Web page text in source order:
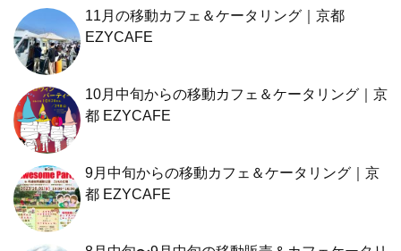
11月の移動カフェ＆ケータリング｜京都
EZYCAFE
10月中旬からの移動カフェ＆ケータリング｜京
都 EZYCAFE
9月中旬からの移動カフェ＆ケータリング｜京
都 EZYCAFE